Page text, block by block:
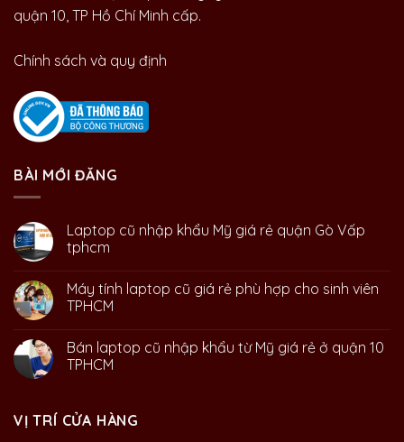
quận 10, TP Hồ Chí Minh cấp.
Chính sách và quy định
BÀI MỚI ĐĂNG
Laptop cũ nhập khẩu Mỹ giá rẻ quận Gò Vấp
tphcm
Máy tính laptop cũ giá rẻ phù hợp cho sinh viên
TPHCM
Bán laptop cũ nhập khẩu từ Mỹ giá rẻ ở quận 10
TPHCM
VỊ TRÍ CỬA HÀNG